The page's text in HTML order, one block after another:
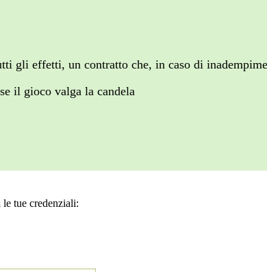
gli effetti, un contratto che, in caso di
il gioco valga la candela
le tue credenziali: